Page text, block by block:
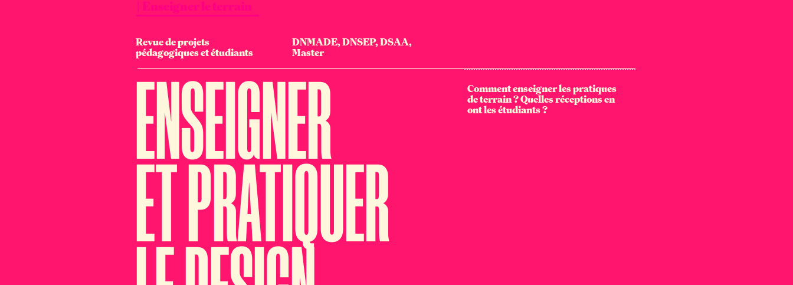
ENSEIGNER
ET PRATIQUER
Revue de projets
pédagogiques et étudiants
DNMADE, DNSEP, DSAA,
Master
Comment enseigner les pratiques
de terrain ? Quelles réceptions en
ont les étudiants ?